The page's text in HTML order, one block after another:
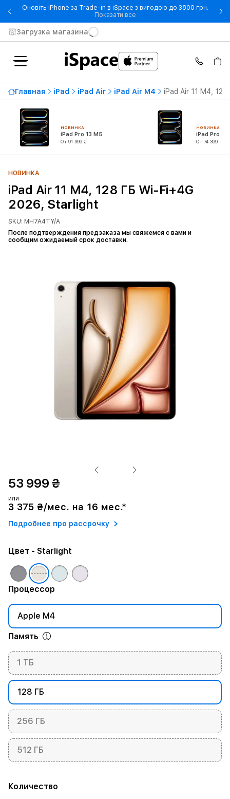
Оновіть iPhone за Trade-in в iSpace з вигодою до 3800 грн.
Показати все- Оновіть iPhone за Trade-in
Загрузка магазина
Главная iPad iPad Air iPad Air M4 iPad Air 11 M4,
НОВИНКА
iPad Pro 13 M5
От 91 399 ₴
НОВИНКА
iPad Pro 11
От 74 399 ₴
НОВИНКА
iPad Air 11 M4, 128 ГБ Wi-Fi+4G
2026, Starlight
SKU: MH7A4TY/A
После подтверждения предзаказа мы свяжемся с вами и
сообщим ожидаемый срок доставки.
53 999 ₴
или
3 375 ₴/мес. на 16 мес.*
Подробнее про рассрочку
Цвет - Starlight
Процессор
Apple M4
Память
1 ТБ
128 ГБ
256 ГБ
512 ГБ
Количество